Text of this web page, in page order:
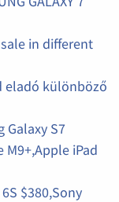
in different
eladó különböző
Galaxy S7
M9+,Apple iPad
$380,Sony